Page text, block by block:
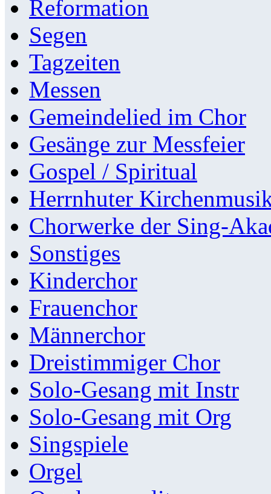
Reformation
Segen
Tagzeiten
Messen
Gemeindelied im Chor
Gesänge zur Messfeier
Gospel / Spiritual
Herrnhuter
Chorwerke der Sing-
Sonstiges
Kinderchor
Frauenchor
Männerchor
Dreistimmiger Chor
Solo-Gesang mit Instr
Solo-Gesang mit Org
Singspiele
Orgel